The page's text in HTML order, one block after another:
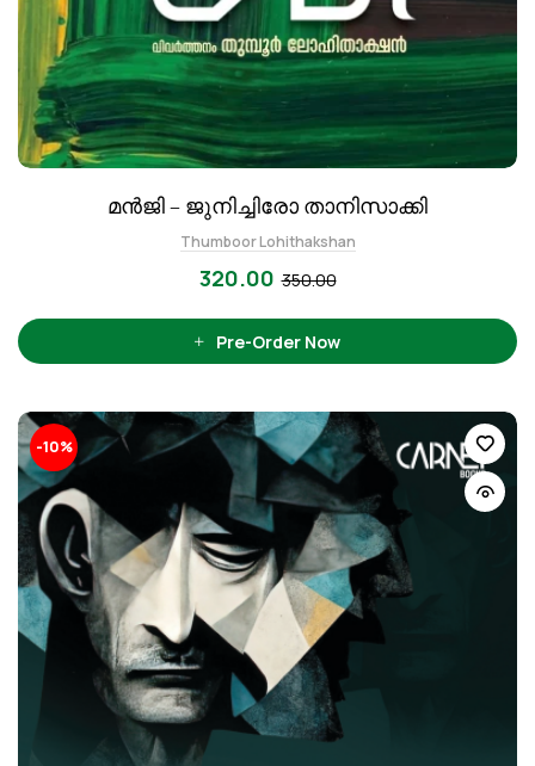
മന്‍ജി – ജുനിച്ചിരോ താനിസാക്കി
Thumboor Lohithakshan
350.00
320.00
Pre-Order Now
-10%